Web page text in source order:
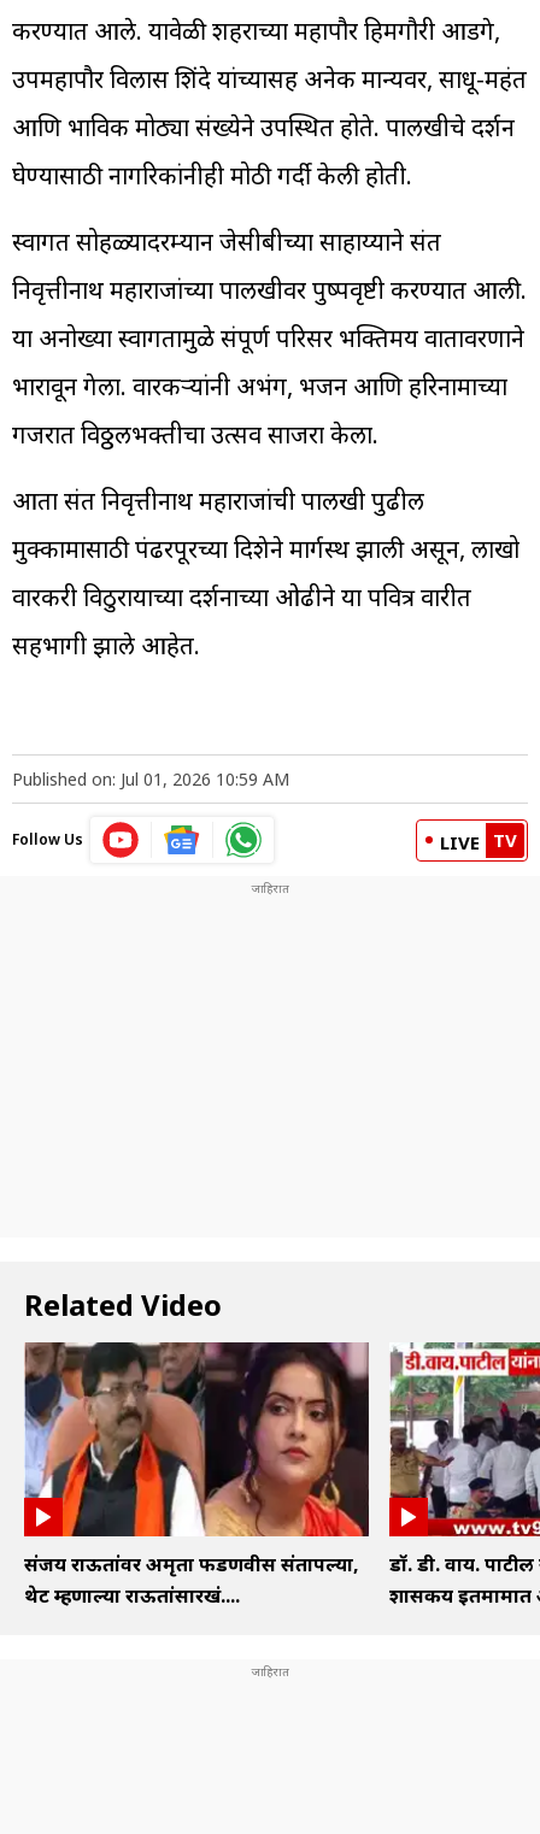
करण्यात आले. यावेळी शहराच्या महापौर हिमगौरी आडगे,
उपमहापौर विलास शिंदे यांच्यासह अनेक मान्यवर, साधू-महंत
आणि भाविक मोठ्या संख्येने उपस्थित होते. पालखीचे दर्शन
घेण्यासाठी नागरिकांनीही मोठी गर्दी केली होती.
स्वागत सोहळ्यादरम्यान जेसीबीच्या साहाय्याने संत
निवृत्तीनाथ महाराजांच्या पालखीवर पुष्पवृष्टी करण्यात आली.
या अनोख्या स्वागतामुळे संपूर्ण परिसर भक्तिमय वातावरणाने
भारावून गेला. वारकऱ्यांनी अभंग, भजन आणि हरिनामाच्या
गजरात विठ्ठलभक्तीचा उत्सव साजरा केला.
आता संत निवृत्तीनाथ महाराजांची पालखी पुढील
मुक्कामासाठी पंढरपूरच्या दिशेने मार्गस्थ झाली असून, लाखो
वारकरी विठुरायाच्या दर्शनाच्या ओढीने या पवित्र वारीत
सहभागी झाले आहेत.
Published on: Jul 01, 2026 10:59 AM
Follow Us LIVE TV
Related Video
संजय राऊतांवर अमृता फडणवीस संतापल्या,
थेट म्हणाल्या राऊतांसारखं....
डॉ. डी. वाय.
शासकीय